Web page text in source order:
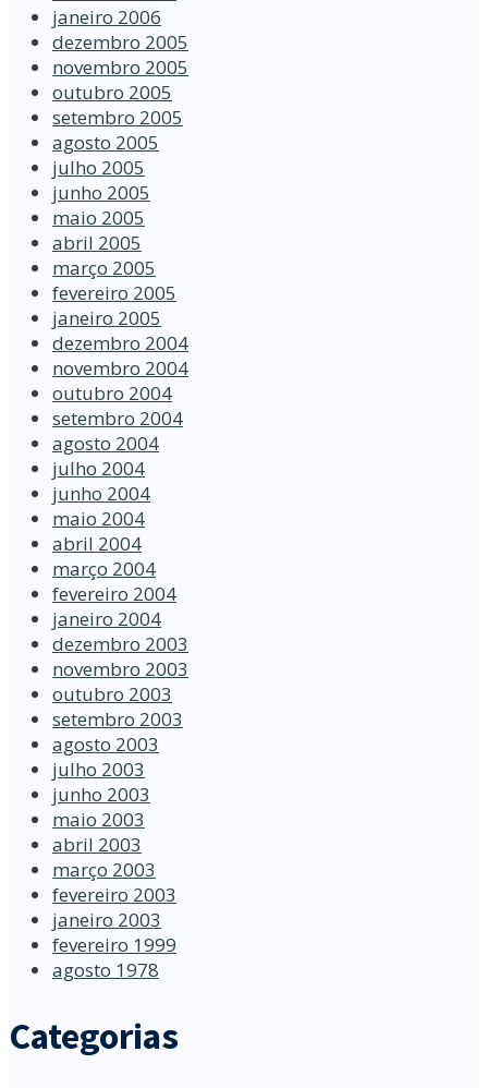
janeiro 2006
dezembro 2005
novembro 2005
outubro 2005
setembro 2005
agosto 2005
julho 2005
junho 2005
maio 2005
abril 2005
março 2005
fevereiro 2005
janeiro 2005
dezembro 2004
novembro 2004
outubro 2004
setembro 2004
agosto 2004
julho 2004
junho 2004
maio 2004
abril 2004
março 2004
fevereiro 2004
janeiro 2004
dezembro 2003
novembro 2003
outubro 2003
setembro 2003
agosto 2003
julho 2003
junho 2003
maio 2003
abril 2003
março 2003
fevereiro 2003
janeiro 2003
fevereiro 1999
agosto 1978
Categorias